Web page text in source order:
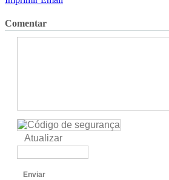
Comentar
Atualizar
Enviar